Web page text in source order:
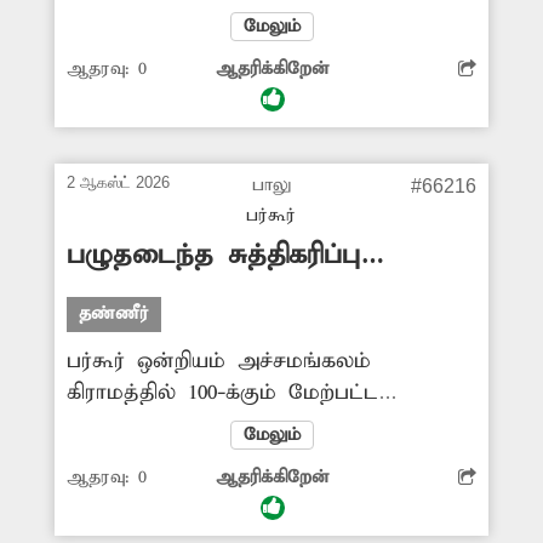
நாட்களுக்கு முன்பு புதிதாக மேல்நிலை
நீர்த்தேக்க தொட்டி கட்டப்பட்டது.
தற்போது அந்த தொட்டியில் இருந்து
குடிநீர் கசிந்து வீணாக வெளியேறுகிறது.
பொதுமக்களுக்கு தடையில்லா குடிநீரை
வினியோகம் செய்ய சம்பந்தப்பட்ட
அதிகாரிகள் நடவடிக்கை எடுக்க
முன்வரவேண்டும்.
மேலும்
ஆதரவு: 0 ஆதரிக்கிறேன்
2 ஆகஸ்ட் 2026
பாலு
பர்கூர்
#66216
பழுதடைந்த சுத்திகரிப்பு
நிலையம்
தண்ணீர்
பர்கூர் ஒன்றியம் அச்சமங்கலம்
கிராமத்தில் 100-க்கும் மேற்பட்ட
குடியிருப்புகள் உள்ளன. மேலும்
அச்சமங்கலத்தை சுற்றியுள்ள 10-க்கும்
மேற்பட்ட கிராமத்தினர் அச்சமங்கலத்தில்
உள்ள அரசு குடிநீர் சுத்தகரிப்பு
மேலும்
ஆதரவு: 0 ஆதரிக்கிறேன்